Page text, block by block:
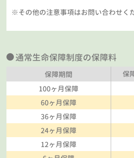
※その他の注意事項はお問い合わせく
通常生命保障制度の保障料
保障期間 保
100ヶ月保障
60ヶ月保障
36ヶ月保障
24ヶ月保障
12ヶ月保障